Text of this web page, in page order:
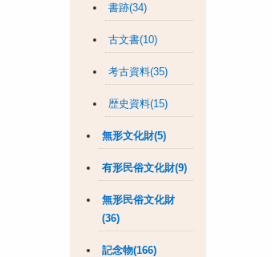
書跡(34)
古文書(10)
考古資料(35)
歴史資料(15)
無形文化財(5)
有形民俗文化財(9)
無形民俗文化財
(36)
記念物(166)